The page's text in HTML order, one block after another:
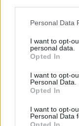
Please note that
not limited to your
grant or deny
use your data for
consent section.
Personal Data
I want to opt-
personal data.
Opted In
I want to opt-
Personal Data.
Opted In
I want to opt-
Personal Data
Definicja
jeśli ktoś zrobił
to bez pomocy